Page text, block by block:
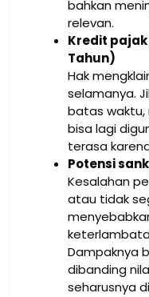
bahkan
relevan.
Kredit
Tahun)
Hak
selamanya.
batas waktu,
bisa lagi
terasa
Potensi
Kesalahan
atau tidak
Dampaknya
dibanding
seharusnya